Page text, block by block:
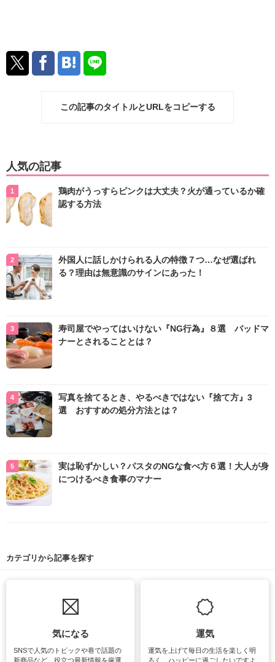
この記事のタイトルとURLをコピーする
人気の記事
鶏肉がうっすらピンクは大丈夫？火が通っているか確
認する方法
外国人に話しかけられる人の特徴７つ…なぜ選ばれ
る？理由は無意識のサインにあった！
寿司屋でやってはいけない『NG行為』８選 バッドマ
ナーとされることとは？
写真を捨てるとき、やるべきではない『捨て方』3
選 おすすめの処分方法とは？
実は恥ずかしい？パスタのNGな食べ方６選！大人が身
につけるべき食事のマナー
カテゴリから記事を探す
気になる
SNSで人気のトピックや巷で話題の
新商品など、役立つ最新情報を厳選
運気
運気を上げて毎日の生活を楽しく明
るく、ハッピーに過ごしたいですよ